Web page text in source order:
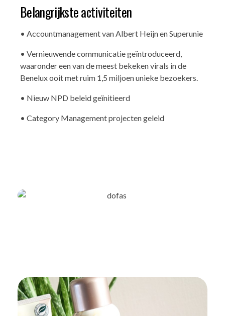
Belangrijkste activiteiten
• Accountmanagement van Albert Heijn en Superunie
• Vernieuwende communicatie geïntroduceerd,
waaronder een van de meest bekeken virals in de
Benelux ooit met ruim 1,5 miljoen unieke bezoekers.
• Nieuw NPD beleid geïnitieerd
• Category Management projecten geleid